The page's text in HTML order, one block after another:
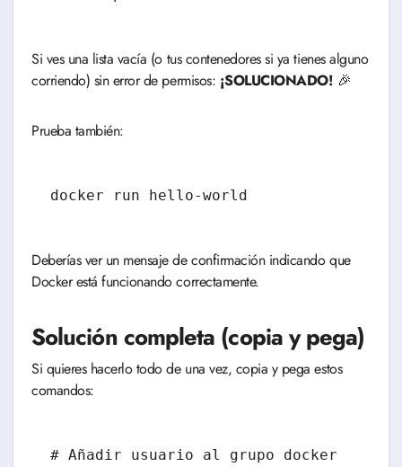
Si ves una lista vacía (o tus contenedores si ya tienes alguno
corriendo) sin error de permisos: ¡SOLUCIONADO! 🎉
Prueba también:
docker run hello-world
Deberías ver un mensaje de confirmación indicando que
Docker está funcionando correctamente.
Solución completa (copia y pega)
Si quieres hacerlo todo de una vez, copia y pega estos
comandos:
# Añadir usuario al grupo docker